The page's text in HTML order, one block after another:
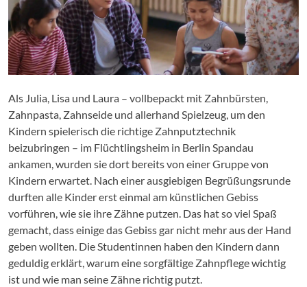
Als Julia, Lisa und Laura – vollbepackt mit Zahnbürsten,
Zahnpasta, Zahnseide und allerhand Spielzeug, um den
Kindern spielerisch die richtige Zahnputztechnik
beizubringen – im Flüchtlingsheim in Berlin Spandau
ankamen, wurden sie dort bereits von einer Gruppe von
Kindern erwartet. Nach einer ausgiebigen Begrüßungsrunde
durften alle Kinder erst einmal am künstlichen Gebiss
vorführen, wie sie ihre Zähne putzen. Das hat so viel Spaß
gemacht, dass einige das Gebiss gar nicht mehr aus der Hand
geben wollten. Die Studentinnen haben den Kindern dann
geduldig erklärt, warum eine sorgfältige Zahnpflege wichtig
ist und wie man seine Zähne richtig putzt.